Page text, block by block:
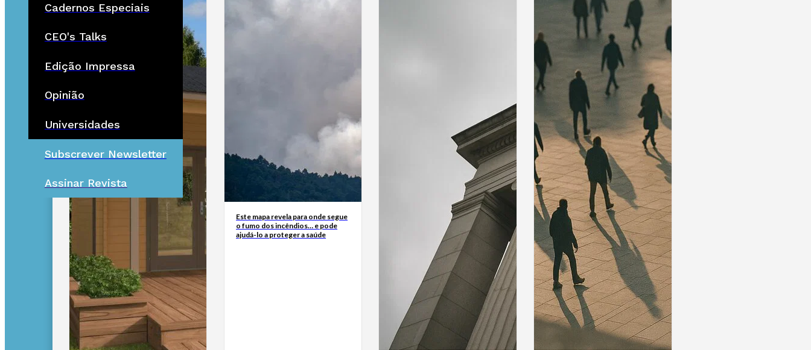
Cadernos Especiais
CEO's Talks
Edição Impressa
Opinião
Universidades
Subscrever Newsletter
Assinar Revista
Este mapa revela para onde segue
o fumo dos incêndios… e pode
ajudá-lo a proteger a saúde